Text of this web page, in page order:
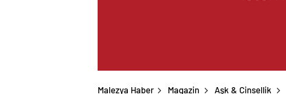
Malezya Haber Magazin Aşk & Cinsellik